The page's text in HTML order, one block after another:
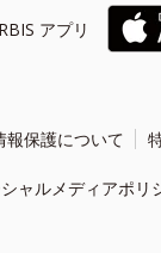
アプリ
報保護について
ャルメディアポリ